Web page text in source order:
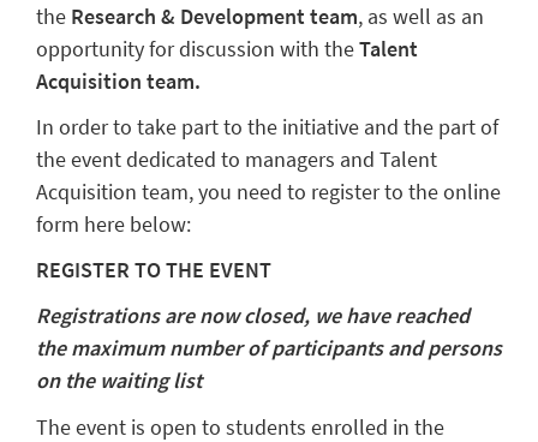
the Research & Development team, as well as an
opportunity for discussion with theTalent
Acquisition team.
In order to take part to the initiative and the part of
the event dedicated to managers and Talent
Acquisition team, you need to register to the online
form here below:
REGISTER TO THE EVENT
Registrations are now closed, we have reached
the maximum number of participants and persons
on the waiting list
The event is open to students enrolled in the